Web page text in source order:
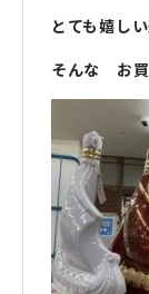
とても嬉し
そんな お買